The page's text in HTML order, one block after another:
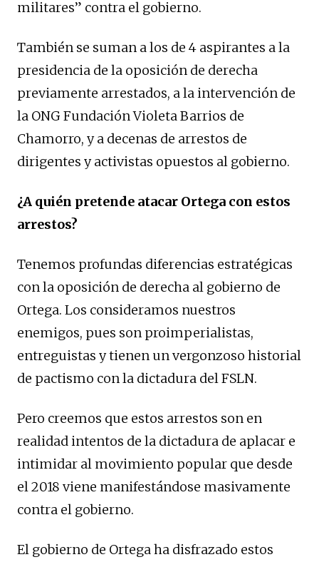
militares” contra el gobierno.
También se suman a los de 4 aspirantes a la
presidencia de la oposición de derecha
previamente arrestados, a la intervención de
la ONG Fundación Violeta Barrios de
Chamorro, y a decenas de arrestos de
dirigentes y activistas opuestos al gobierno.
¿A quién pretende atacar Ortega con estos
arrestos?
Tenemos profundas diferencias estratégicas
con la oposición de derecha al gobierno de
Ortega. Los consideramos nuestros
enemigos, pues son proimperialistas,
entreguistas y tienen un vergonzoso historial
de pactismo con la dictadura del FSLN.
Pero creemos que estos arrestos son en
realidad intentos de la dictadura de aplacar e
intimidar al movimiento popular que desde
el 2018 viene manifestándose masivamente
contra el gobierno.
El gobierno de Ortega ha disfrazado estos